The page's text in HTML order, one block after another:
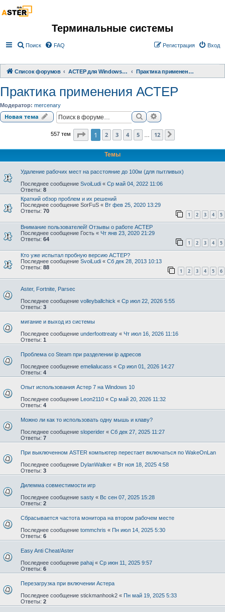
Терминальные системы
Поиск FAQ Вход
Регистрация
Список форумов АСТЕР для Windows 2000/XP/ 7/ 8/ 10 Практика применения АСТЕР
Практика применения АСТЕР
Модератор: mercenary
Новая тема ПоискРасширенный поиск
557 тем Страница1 из
1 2 3 4 5 12
Темы
Удаление рабочих мест на расстояние до 100м (для пытливых)
Последнее сообщение SvoiLudi « Ср май 04, 2022 11:06
Ответы: 8
Краткий обзор проблем и их решений
Последнее сообщение SorFuS « Вт фев 25, 2020 13:29
Ответы: 70
1 2 3 4 5
Внимание пользователей! Отзывы о работе АСТЕР
Последнее сообщение Гость « Чт янв 23, 2020 21:29
Ответы: 64
1 2 3 4 5
Кто уже испытал пробную версию АСТЕР?
Последнее сообщение SvoiLudi « Сб дек 28, 2013 10:13
Ответы: 88
1 2 3 4 5 6
Aster, Fortnite, Parsec
Последнее сообщение volleyballchick « Ср июл 22, 2026 5:55
Ответы: 3
мигание и выход из системы
Последнее сообщение underfoottreaty « Чт июл 16, 2026 11:16
Ответы: 1
Проблема со Steam при разделении ip адресов
Последнее сообщение emelialucass « Ср июл 01, 2026 14:27
Ответы: 4
Опыт использования Астер 7 на Windows 10
Последнее сообщение Leon2110 « Ср май 20, 2026 11:32
Ответы: 4
Можно ли как то использовать одну мышь и клаву?
Последнее сообщение sloperider « Сб дек 27, 2025 11:27
Ответы: 7
При выключенном ASTER компьютер перестает включаться по WakeOnLan
Последнее сообщение DylanWalker « Вт ноя 18, 2025 4:58
Ответы: 3
Дилемма совместимости игр
Последнее сообщение sasty « Вс сен 07, 2025 15:28
Ответы: 2
Сбрасывается частота монитора на втором рабочем месте
Последнее сообщение tommchris « Пн июл 14, 2025 5:30
Ответы: 6
Easy Anti Cheat/Aster⁠⁠
Последнее сообщение pahaj « Ср июн 11, 2025 9:57
Ответы: 6
Перезагрузка при включении Астера
Последнее сообщение stickmanhook2 « Пн май 19, 2025 5:33
Ответы: 2